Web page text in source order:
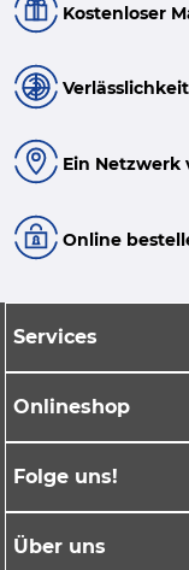
Kostenloser
Ein Netzwerk
Online
Services
Onlineshop
Folge uns!
Über uns